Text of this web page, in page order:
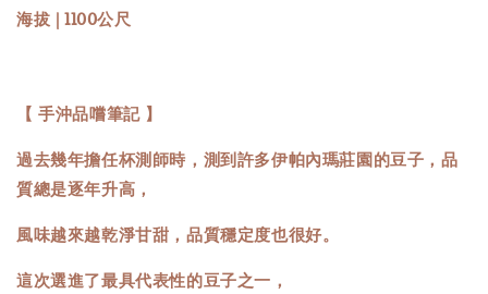
海拔 | 1100公尺
【 手沖品嚐筆記 】
過去幾年擔任杯測師時，測到許多伊帕內瑪莊園的豆子，品
質總是逐年升高，
風味越來越乾淨甘甜，品質穩定度也很好。
這次選進了最具代表性的豆子之一，